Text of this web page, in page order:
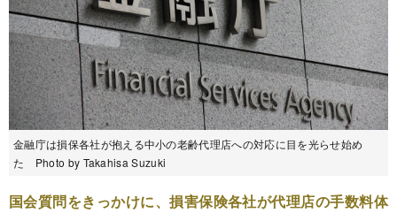
金融庁は損保各社が抱える中小の老齢代理店への対応に目を光らせ始め
た Photo by Takahisa Suzuki
国会質問をきっかけに、損害保険各社が代理店の手数料体